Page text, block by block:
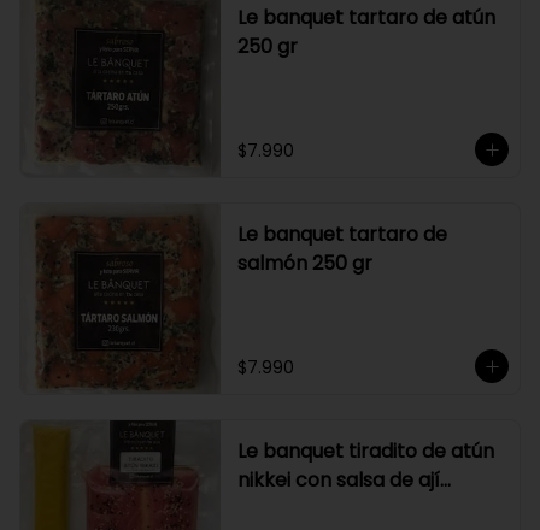
Le banquet tartaro de atún
250 gr
$7.990
Le banquet tartaro de
salmón 250 gr
$7.990
Le banquet tiradito de atún
nikkei con salsa de ají